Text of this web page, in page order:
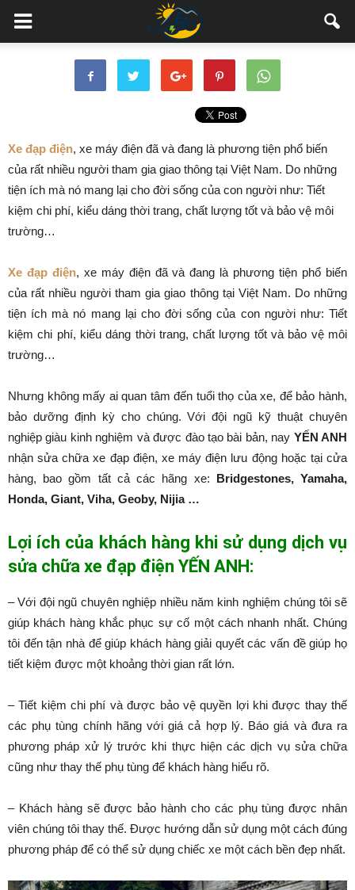
Xe đạp điện, xe máy điện đã và đang là phương tiện phổ biến
của rất nhiều người tham gia giao thông tại Việt Nam. Do những
tiện ích mà nó mang lại cho đời sống của con người như: Tiết
kiệm chi phí, kiểu dáng thời trang, chất lượng tốt và bảo vệ môi
trường…
Xe đạp điện, xe máy điện đã và đang là phương tiện phổ biến
của rất nhiều người tham gia giao thông tại Việt Nam. Do những
tiện ích mà nó mang lại cho đời sống của con người như: Tiết
kiệm chi phí, kiểu dáng thời trang, chất lượng tốt và bảo vệ môi
trường…
Nhưng không mấy ai quan tâm đến tuổi thọ của xe, để bảo hành,
bảo dưỡng định kỳ cho chúng. Với đội ngũ kỹ thuật chuyên
nghiệp giàu kinh nghiệm và được đào tạo bài bản, nay YẾN ANH
nhận sửa chữa xe đạp điện, xe máy điện lưu động hoặc tại cửa
hàng, bao gồm tất cả các hãng xe: Bridgestones, Yamaha,
Honda, Giant, Viha, Geoby, Nijia …
Lợi ích của khách hàng khi sử dụng dịch vụ
sửa chữa xe đạp điện YẾN ANH:
– Với đội ngũ chuyên nghiệp nhiều năm kinh nghiệm chúng tôi sẽ
giúp khách hàng khắc phục sự cố một cách nhanh nhất. Chúng
tôi đến tận nhà để giúp khách hàng giải quyết các vấn đề giúp họ
tiết kiệm được một khoảng thời gian rất lớn.
– Tiết kiệm chi phí và được bảo vệ quyền lợi khi được thay thế
các phụ tùng chính hãng với giá cả hợp lý. Báo giá và đưa ra
phương pháp xử lý trước khi thực hiện các dịch vụ sửa chữa
cũng như thay thế phụ tùng để khách hàng hiểu rõ.
– Khách hàng sẽ được bảo hành cho các phụ tùng được nhân
viên chúng tôi thay thế. Được hướng dẫn sử dụng một cách đúng
phương pháp để có thể sử dụng chiếc xe một cách bền đẹp nhất.